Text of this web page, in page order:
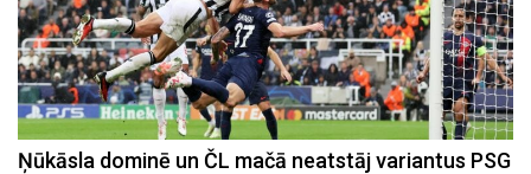
Ņūkāsla dominē un ČL mačā neatstāj variantus PSG